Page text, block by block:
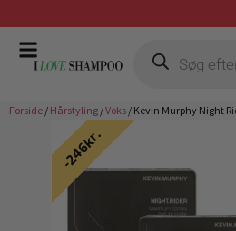
Gratis fragt ved køb over 399,-
Forside / Hårstyling /Voks / Kevin Murphy Night
246kr.